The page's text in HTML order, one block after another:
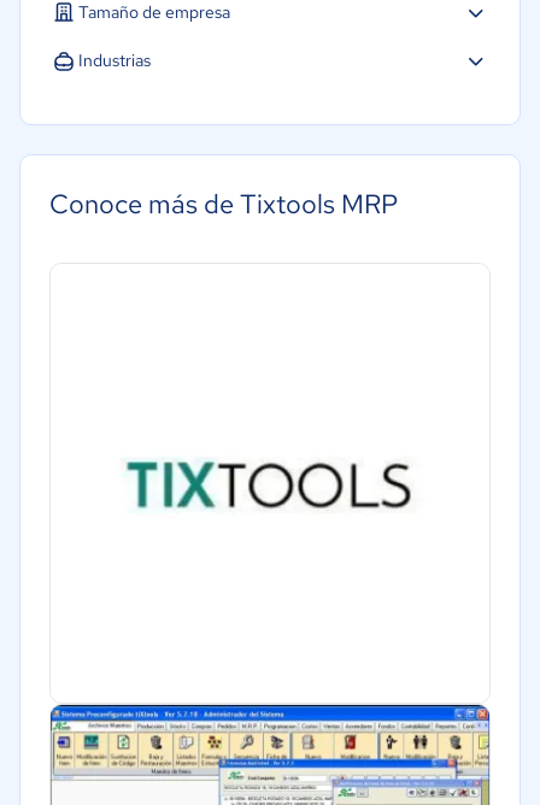
Tamaño de empresa
Industrias
Conoce más de Tixtools MRP